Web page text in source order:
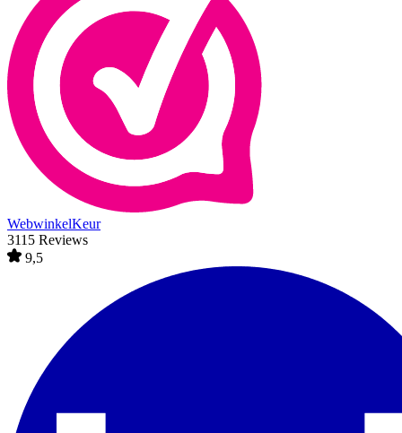
WebwinkelKeur
3115 Reviews
9,5